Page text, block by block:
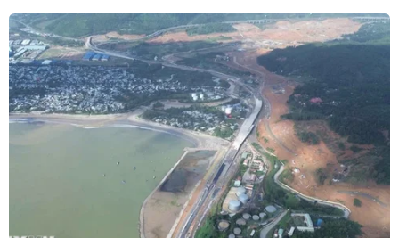
Nhân viên y tế tham gia đình công yêu cầu tăng lương tại
London, Anh, ngày 11/4/2023. (Ảnh: AFP/TTXVN)
Làn sóng đình công đang diễn ra tại nhiều nước
ở châu Âu và châu Mỹ khi người lao động yêu
cầu tăng lương để ứng phó với "bão giá" do lạm